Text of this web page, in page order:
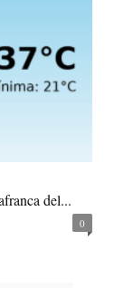
del...
0